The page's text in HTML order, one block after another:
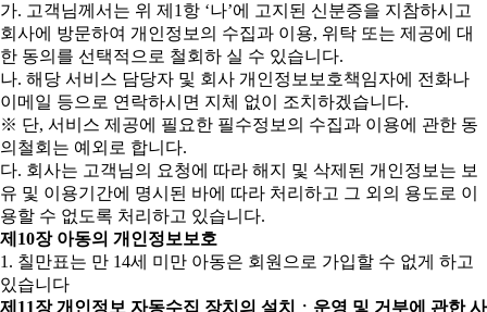
가. 고객님께서는 위 제1항 ‘나’에 고지된 신분증을 지참하시고
회사에 방문하여 개인정보의 수집과 이용, 위탁 또는 제공에 대
한 동의를 선택적으로 철회하 실 수 있습니다.
나. 해당 서비스 담당자 및 회사 개인정보보호책임자에 전화나
이메일 등으로 연락하시면 지체 없이 조치하겠습니다.
※ 단, 서비스 제공에 필요한 필수정보의 수집과 이용에 관한 동
의철회는 예외로 합니다.
다. 회사는 고객님의 요청에 따라 해지 및 삭제된 개인정보는 보
유 및 이용기간에 명시된 바에 따라 처리하고 그 외의 용도로 이
용할 수 없도록 처리하고 있습니다.
제10장 아동의 개인정보보호
1. 칠만표는 만 14세 미만 아동은 회원으로 가입할 수 없게 하고
있습니다
제11장 개인정보 자동수집 장치의 설치ㆍ운영 및 거부에 관한 사